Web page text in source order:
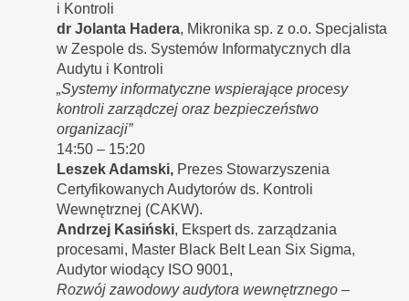
i Kontroli
dr Jolanta Hadera, Mikronika sp. z o.o. Specjalista
w Zespole ds. Systemów Informatycznych dla
Audytu i Kontroli
„Systemy informatyczne wspierające procesy
kontroli zarządczej oraz bezpieczeństwo
organizacji”
14:50 – 15:20
Leszek Adamski, Prezes Stowarzyszenia
Certyfikowanych Audytorów ds. Kontroli
Wewnętrznej (CAKW).
Andrzej Kasiński, Ekspert ds. zarządzania
procesami, Master Black Belt Lean Six Sigma,
Audytor wiodący ISO 9001,
Rozwój zawodowy audytora wewnętrznego –